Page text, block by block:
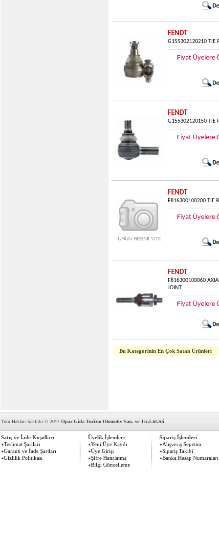
FENDT
G155302120210 TIE
Fiyat Üyelere
FENDT
G155302120150 TIE
Fiyat Üyelere
FENDT
F816300100200 TIE
Fiyat Üyelere
FENDT
F816300100060
JOINT
Fiyat Üyelere
Bu Kategorinin En Çok Satan Ürünleri
Tüm Hakları Saklıdır © 2014 Opar Gida Turizm Otomotiv San. ve Tic.Ltd.Sti
Satış ve İade Koşulları
Teslimat Şartları
Garanti ve İade Şartları
Gizlilik Politikası
Üyelik İşlemleri
Yeni Üye Kaydı
Üye Girişi
Şifre Hatırlatma
Bilgi Güncelleme
Sipariş İşlemleri
Alışveriş Sepetim
Sipariş Takibi
Banka Hesap Numaraları